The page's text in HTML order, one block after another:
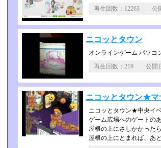
再生回数：12263 公
ニコッとタウン
オンラインゲーム パソコ
再生回数：219 公開
ニコッとタウン★マ
ニコッとタウン★中央イ
ゲーム広場へのゲートの
屋根の上にさしかかった
屋根の上にとまれば、あ